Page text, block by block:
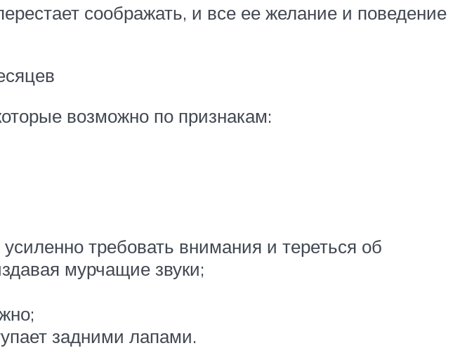
соображать, и все ее желание и поведение
возможно по признакам:
требовать внимания и тереться об
мурчащие звуки;
задними лапами.